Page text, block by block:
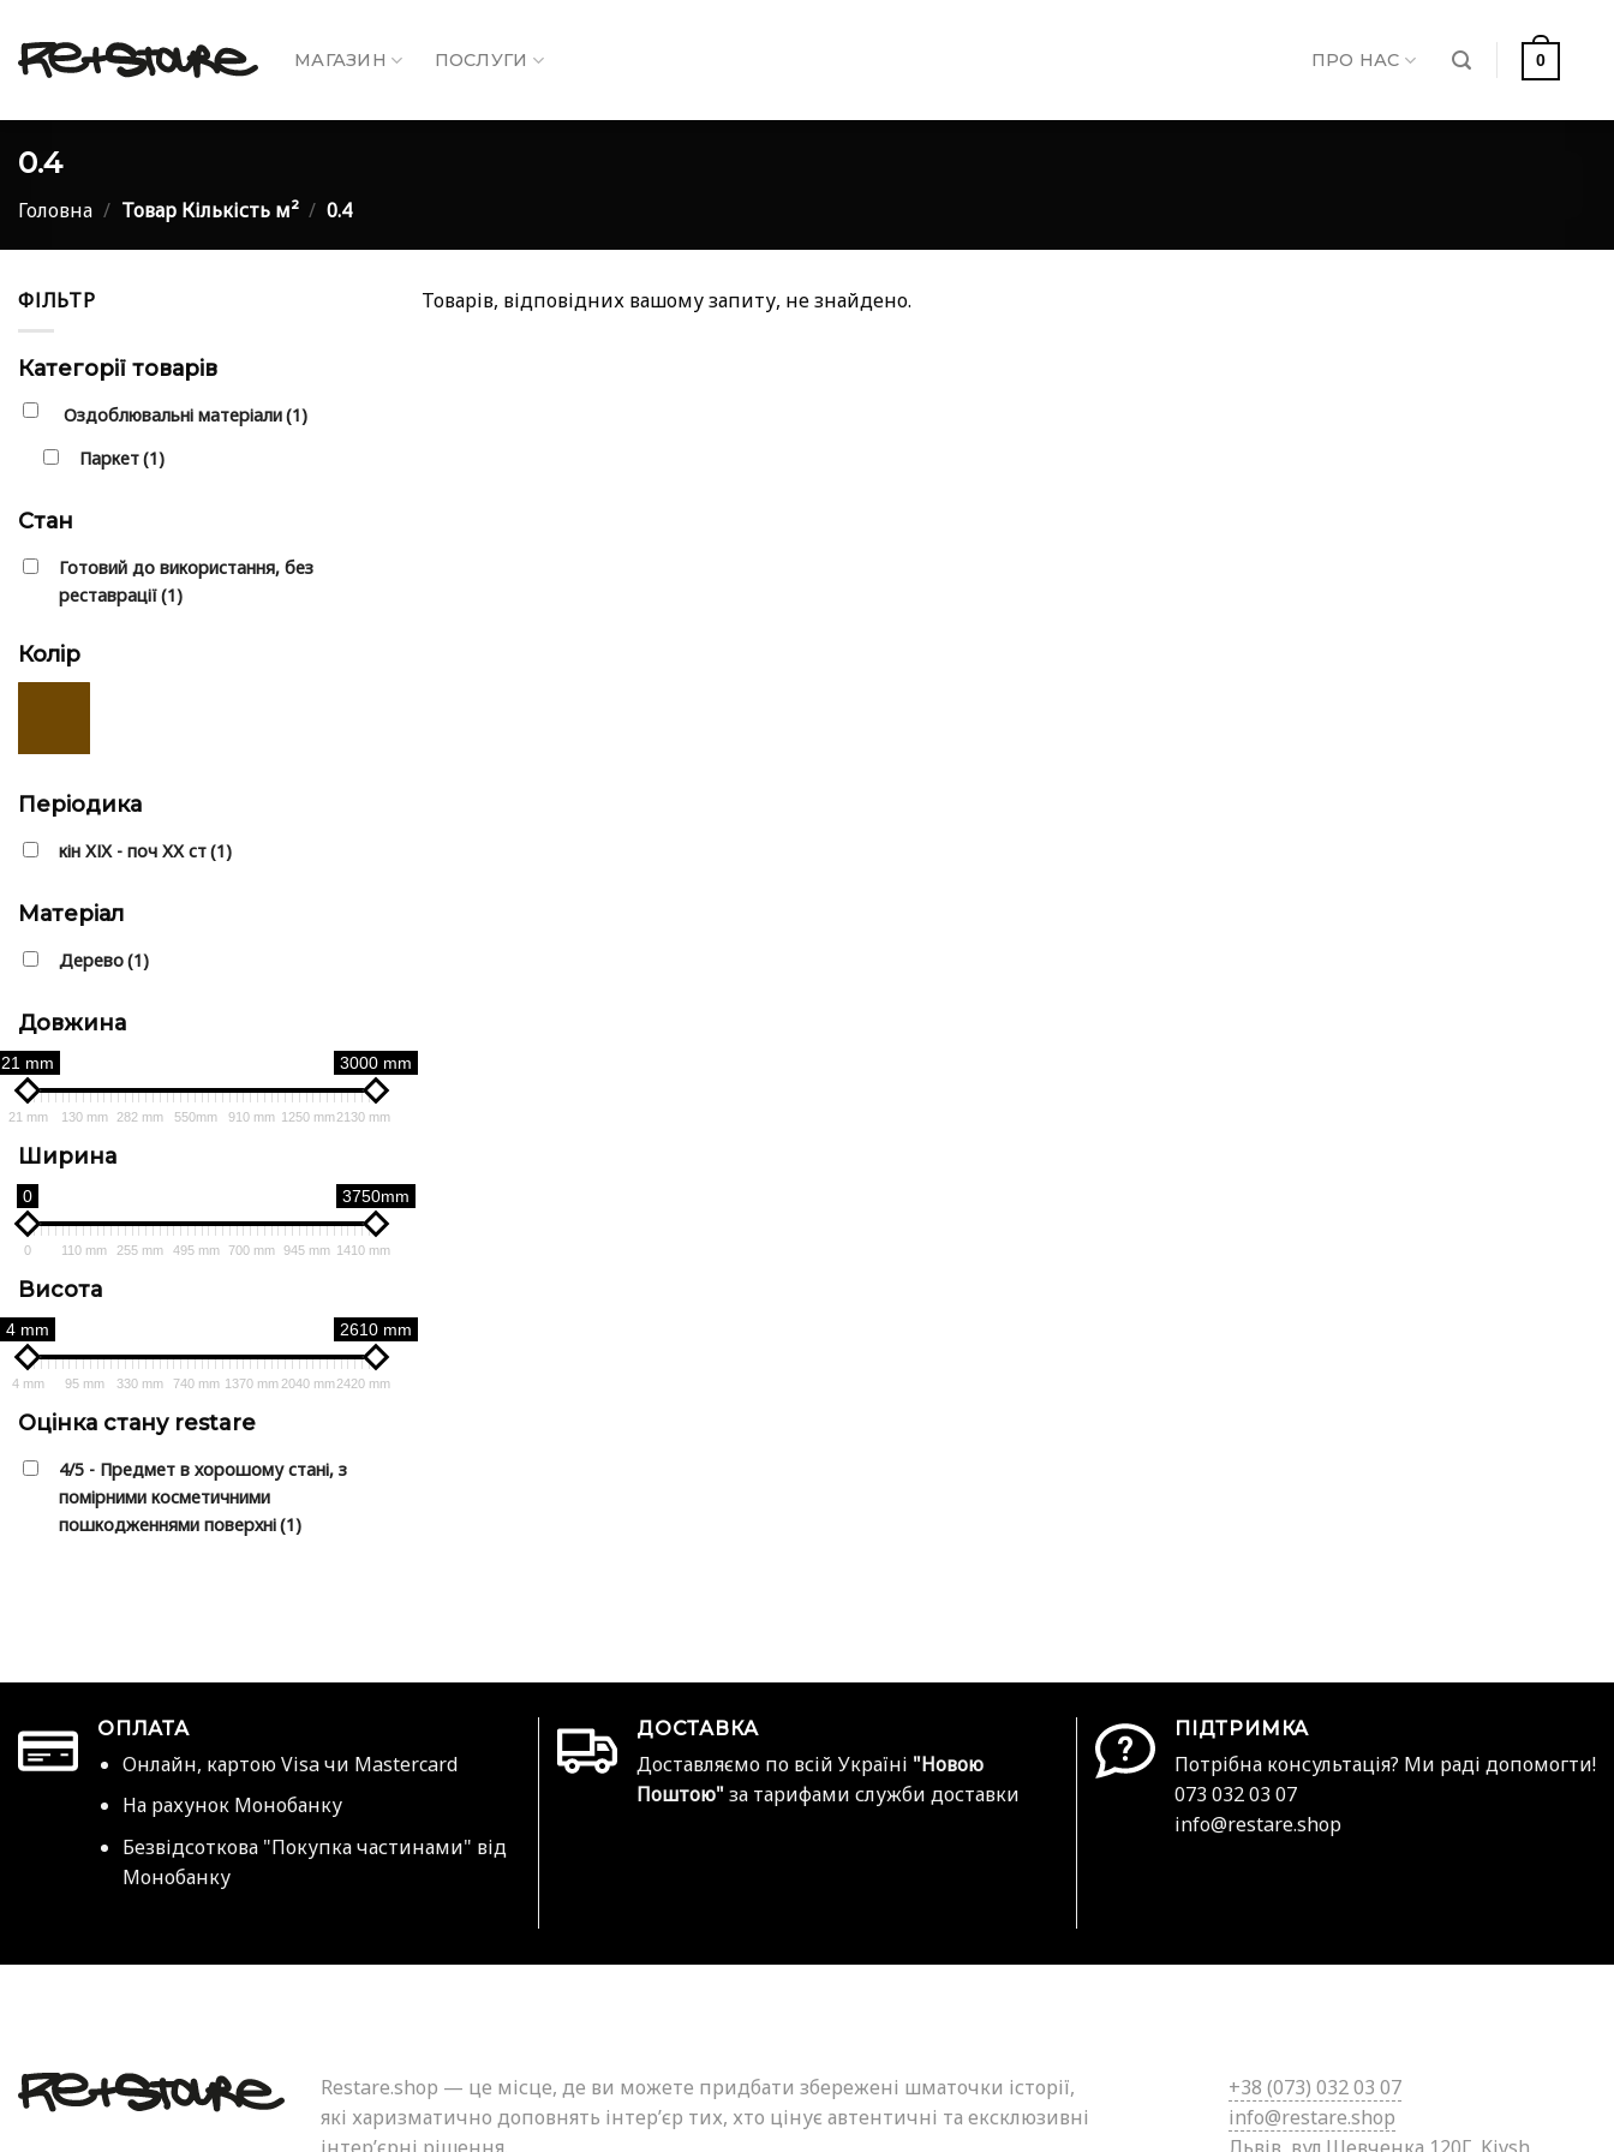
content
МАГАЗИН ПОСЛУГИ ПРО НАС 0
0.4
Головна / Товар Кількість м² / 0.4
ФІЛЬТР
Категорії товарів
Оздоблювальні матеріали(1)
Паркет(1)
Стан
Готовий до використання, без
реставрації(1)
Колір
Періодика
⁠кін ХІХ - поч ХХ ст(1)
Матеріал
Дерево(1)
Довжина
21 mm 3000 mm
21 mm 130 mm 282 mm 550mm 910 mm 1250 mm 2130 mm
Ширина
0 3750mm
0 110 mm 255 mm 495 mm 700 mm 945 mm 1410 mm
Висота
4 mm 2610 mm
4 mm 95 mm 330 mm 740 mm 1370 mm 2040 mm 2420 mm
Оцінка стану restare
4/5 - Предмет в хорошому стані, з
помірними косметичними
пошкодженнями поверхні(1)
Товарів, відповідних вашому запиту, не знайдено.
ОПЛАТА
Онлайн, картою Visa чи Mastercard
На рахунок Монобанку
Безвідсоткова "Покупка частинами" від
Монобанку
ДОСТАВКА
Доставляємо по всій Україні "Новою
Поштою" за тарифами служби доставки
ПІДТРИМКА
Потрібна консультація? Ми раді допомогти!
073 032 03 07
info@restare.shop
Restare.shop — це місце, де ви можете придбати збережені шматочки історії,
які харизматично доповнять інтер’єр тих, хто цінує автентичні та ексклюзивні
+38 (073) 032 03 07
info@restare.shop